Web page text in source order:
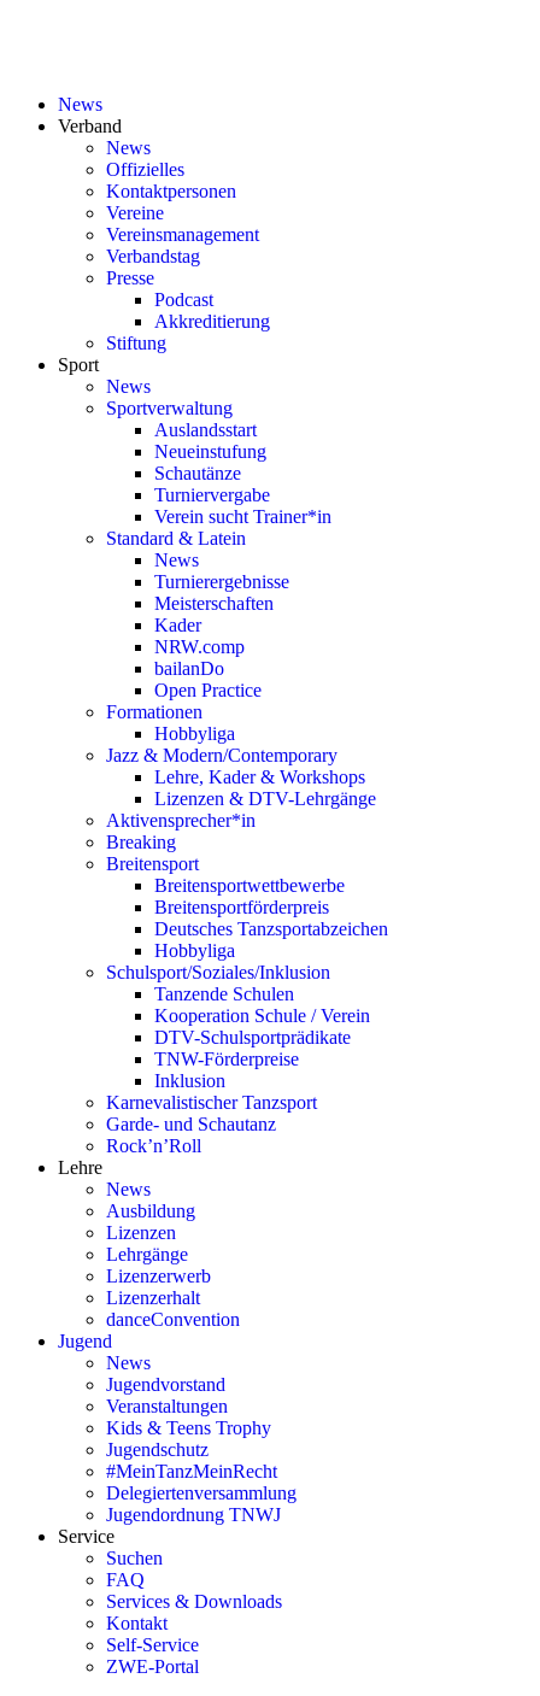
News
Verband
News
Offizielles
Kontaktpersonen
Vereine
Vereinsmanagement
Verbandstag
Presse
Podcast
Akkreditierung
Stiftung
Sport
News
Sportverwaltung
Auslandsstart
Neueinstufung
Schautänze
Turniervergabe
Verein sucht Trainer*in
Standard & Latein
News
Turnierergebnisse
Meisterschaften
Kader
NRW.comp
bailanDo
Open Practice
Formationen
Hobbyliga
Jazz & Modern/Contemporary
Lehre, Kader & Workshops
Lizenzen & DTV-Lehrgänge
Aktivensprecher*in
Breaking
Breitensport
Breitensportwettbewerbe
Breitensportförderpreis
Deutsches Tanzsportabzeichen
Hobbyliga
Schulsport/Soziales/Inklusion
Tanzende Schulen
Kooperation Schule / Verein
DTV-Schulsportprädikate
TNW-Förderpreise
Inklusion
Karnevalistischer Tanzsport
Garde- und Schautanz
Rock’n’Roll
Lehre
News
Ausbildung
Lizenzen
Lehrgänge
Lizenzerwerb
Lizenzerhalt
danceConvention
Jugend
News
Jugendvorstand
Veranstaltungen
Kids & Teens Trophy
Jugendschutz
#MeinTanzMeinRecht
Delegiertenversammlung
Jugendordnung TNWJ
Service
Suchen
FAQ
Services & Downloads
Kontakt
Self-Service
ZWE-Portal